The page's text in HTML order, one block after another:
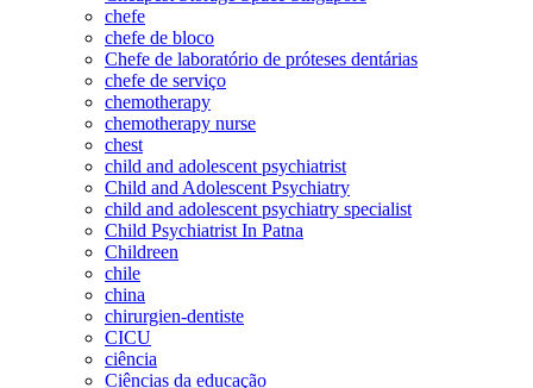
chefe
chefe de bloco
Chefe de laboratório de próteses dentárias
chefe de serviço
chemotherapy
chemotherapy nurse
chest
child and adolescent psychiatrist
Child and Adolescent Psychiatry
child and adolescent psychiatry specialist
Child Psychiatrist In Patna
Childreen
chile
china
chirurgien-dentiste
CICU
ciência
Ciências da educação